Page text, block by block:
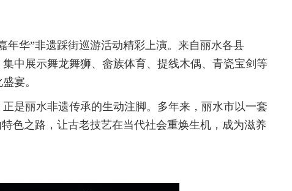
年华”非遗踩街巡游活动精彩上演。来自丽水各县
中展示舞龙舞狮、畲族体育、提线木偶、青瓷宝剑等
宴。
是丽水非遗传承的生动注脚。多年来，丽水市以一套
色之路，让古老技艺在当代社会重焕生机，成为滋养